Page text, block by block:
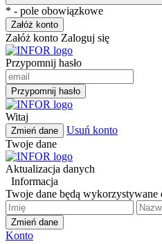
* - pole obowiązkowe
Załóż konto
Załóż konto Zaloguj się
Przypomnij hasło
Przypomnij hasło
Witaj
Zmień dane
Usuń konto
Twoje dane
Aktualizacja danych
Informacja
Twoje dane będą wykorzystywane
Zmień dane
Konto